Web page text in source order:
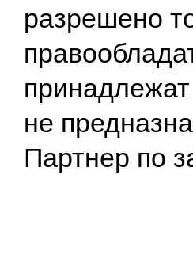
разрешено
не
Партнер по